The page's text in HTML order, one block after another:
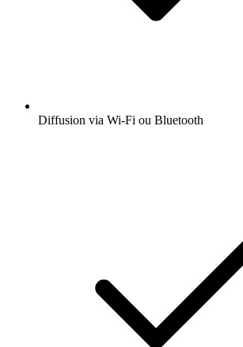
Diffusion via Wi-Fi ou Bluetooth